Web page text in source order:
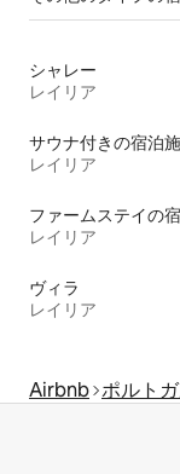
シャレー
レイリア
サウナ付きの宿泊
レイリア
ファームステイの
レイリア
ヴィラ
レイリア
Airbnb ポルト